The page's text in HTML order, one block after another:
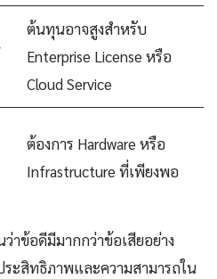
ต้นทุนอาจสูงสำหรับ
Enterprise License หรือ
Cloud Service
ต้องการ Hardware หรือ
Infrastructure ที่เพียงพอ
ว่าข้อดีมีมากกว่าข้อเสียอย่าง
ระสิทธิภาพและความสามารถใน